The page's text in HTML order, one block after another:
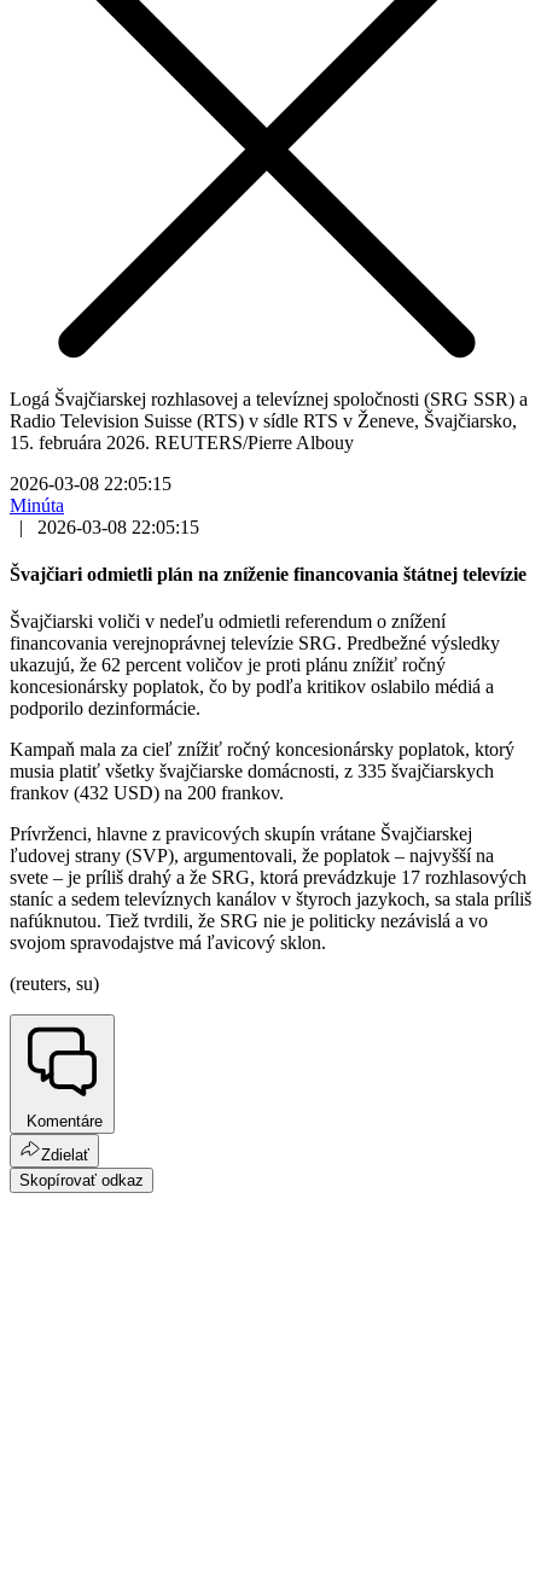
Logá Švajčiarskej rozhlasovej a televíznej spoločnosti (SRG SSR) a
Radio Television Suisse (RTS) v sídle RTS v Ženeve, Švajčiarsko,
15. februára 2026. REUTERS/Pierre Albouy
2026-03-08 22:05:15
Minúta
|
2026-03-08 22:05:15
Švajčiari odmietli plán na zníženie financovania štátnej televízie
Švajčiarski voliči v nedeľu odmietli referendum o znížení
financovania verejnoprávnej televízie SRG. Predbežné výsledky
ukazujú, že 62 percent voličov je proti plánu znížiť ročný
koncesionársky poplatok, čo by podľa kritikov oslabilo médiá a
podporilo dezinformácie.
Kampaň mala za cieľ znížiť ročný koncesionársky poplatok, ktorý
musia platiť všetky švajčiarske domácnosti, z 335 švajčiarskych
frankov (432 USD) na 200 frankov.
Prívrženci, hlavne z pravicových skupín vrátane Švajčiarskej
ľudovej strany (SVP), argumentovali, že poplatok – najvyšší na
svete – je príliš drahý a že SRG, ktorá prevádzkuje 17 rozhlasových
staníc a sedem televíznych kanálov v štyroch jazykoch, sa stala príliš
nafúknutou. Tiež tvrdili, že SRG nie je politicky nezávislá a vo
svojom spravodajstve má ľavicový sklon.
(reuters, su)
Komentáre
Zdielať
Skopírovať odkaz